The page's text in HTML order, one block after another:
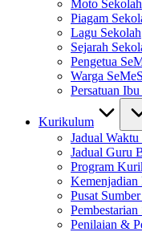
Moto Sekolah
Piagam
Lagu Sekolah
Sejarah
Pengetua
Warga
Persatuan
Kurikulum
Jadual
Jadual Guru
Program
Kemenjadian
Pusat
Pembestarian
Penilaian &